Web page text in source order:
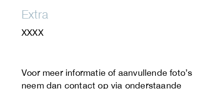
Extra
XXXX